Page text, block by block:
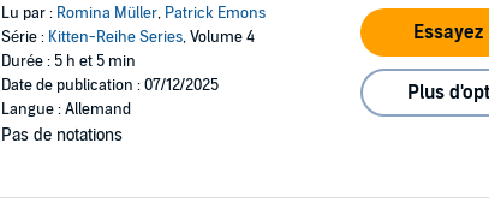
Lu par : Romina Müller, Patrick Emons
Série : Kitten-Reihe Series, Volume 4
Durée : 5 h et 5 min
Date de publication : 07/12/2025
Langue : Allemand
Pas de notations
Plus